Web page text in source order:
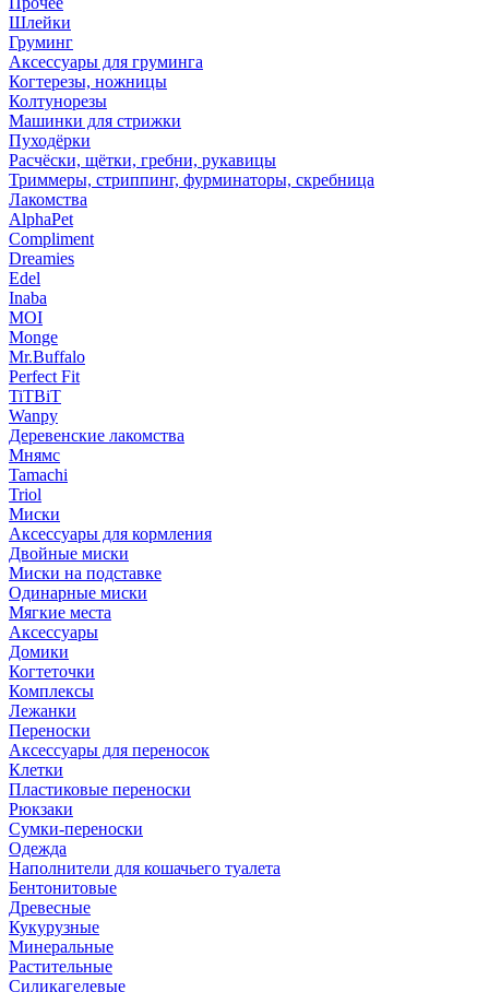
Шлейки
Груминг
Аксессуары для груминга
Когтерезы, ножницы
Колтунорезы
Машинки для стрижки
Пуходёрки
Расчёски, щётки, гребни, рукавицы
Триммеры, стриппинг, фурминаторы, скребница
Лакомства
AlphaPet
Compliment
Dreamies
Edel
Inaba
MOI
Monge
Mr.Buffalo
Perfect Fit
TiTBiT
Wanpy
Деревенские лакомства
Мнямс
Tamachi
Triol
Миски
Аксессуары для кормления
Двойные миски
Миски на подставке
Одинарные миски
Мягкие места
Аксессуары
Домики
Когтеточки
Комплексы
Лежанки
Переноски
Аксессуары для переносок
Клетки
Пластиковые переноски
Рюкзаки
Сумки-переноски
Одежда
Наполнители для кошачьего туалета
Бентонитовые
Древесные
Кукурузные
Минеральные
Растительные
Силикагелевые